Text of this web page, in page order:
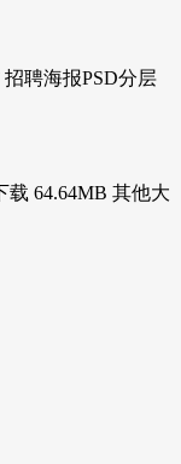
聘海报PSD分层
载 64.64MB 其他大